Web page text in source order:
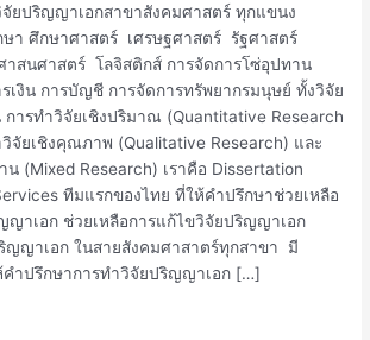
ยปริญญาเอกสาขาสังคมศาสตร์ ทุกแขนง
า ศึกษาศาสตร์ เศรษฐศาสตร์ รัฐศาสตร์
าสนศาสตร์ โลจิสติกส์ การจัดการโซ่อุปทาน
เงิน การบัญชี การจัดการทรัพยากรมนุษย์ ทั้งวิจัย
ารทำวิจัยเชิงปริมาณ (Quantitative Research
วิจัยเชิงคุณภาพ (Qualitative Research) และ
(Mixed Research) เราคือ Dissertation
ทีมแรกของไทย ที่ให้คำปรึกษาช่วยเหลือ
ญาเอก ช่วยเหลือการแก้ไขวิจัยปริญญาเอก
ญญาเอก ในสายสังคมศาสาตร์ทุกสาขา มี
ำปรึกษาการทำวิจัยปริญญาเอก […]